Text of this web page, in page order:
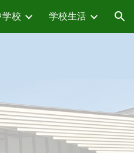
校 学校生活